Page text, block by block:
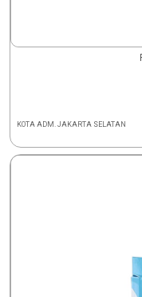
KOTA ADM. JAKARTA SELATAN